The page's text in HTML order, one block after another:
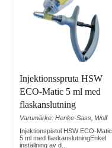
Injektionsspruta HSW
ECO-Matic 5 ml med
flaskanslutning
Varumärke: Henke-Sass, Wolf
Injektionspistol HSW ECO-Matic
5 ml med flaskanslutningEnkel
inställning av d...